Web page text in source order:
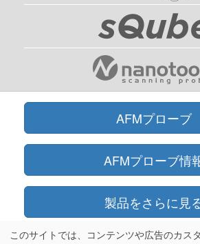
AFMプローブ
AFMプローブ情
製品をさらに見
このサイトでは、コンテンツや広告のカス